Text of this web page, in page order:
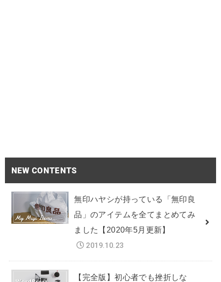
NEW CONTENTS
無印ハヤシが持っている「無印良
品」のアイテムを全てまとめてみ
ました【2020年5月更新】
2019.10.23
【完全版】初心者でも挫折しな